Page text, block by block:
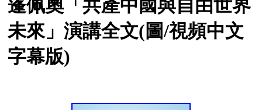
蓬佩奧「共產中國與自由世界
未來」演講全文(圖/視頻中文
字幕版)